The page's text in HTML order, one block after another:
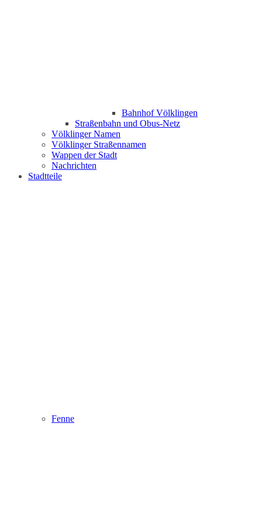
Bahnhof Völklingen
Straßenbahn und Obus-Netz
Völklinger Namen
Völklinger Straßennamen
Wappen der Stadt
Nachrichten
Stadtteile
Fenne